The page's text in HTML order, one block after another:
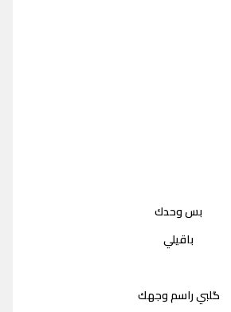
بس وحدك
باقيلي
گلبي راسم وجهك